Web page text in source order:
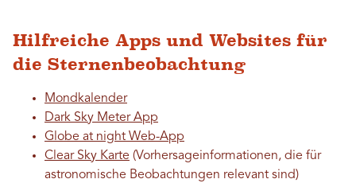
Hilfreiche Apps und Websites für
die Sternenbeobachtung
Mondkalender
Dark Sky Meter App
Globe at night Web-App
Clear Sky Karte (Vorhersageinformationen, die für
astronomische Beobachtungen relevant sind)